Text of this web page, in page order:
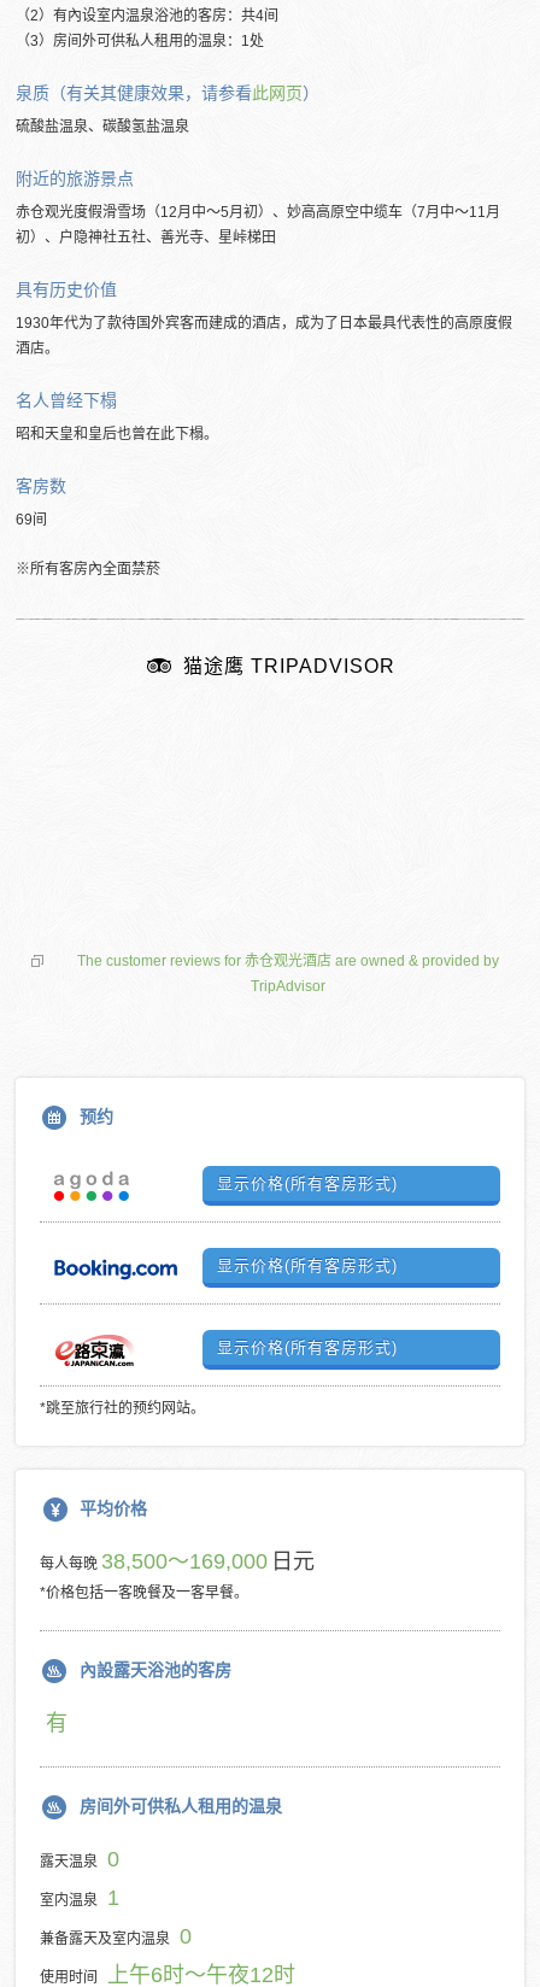
（2）有內设室内温泉浴池的客房：共4间
（3）房间外可供私人租用的温泉：1处
泉质（有关其健康效果，请参看此网页）
硫酸盐温泉、碳酸氢盐温泉
附近的旅游景点
赤仓观光度假滑雪场（12月中～5月初）、妙高高原空中缆车（7月中～11月
初）、户隐神社五社、善光寺、星峠梯田
具有历史价值
1930年代为了款待国外宾客而建成的酒店，成为了日本最具代表性的高原度假
酒店。
名人曾经下榻
昭和天皇和皇后也曾在此下榻。
客房数
69间
※所有客房內全面禁菸
猫途鹰 TRIPADVISOR
The customer reviews for 赤仓观光酒店 are owned & provided by
TripAdvisor
预约
显示价格(所有客房形式)
显示价格(所有客房形式)
显示价格(所有客房形式)
*跳至旅行社的预约网站。
平均价格
每人每晚 38,500～169,000 日元
*价格包括一客晚餐及一客早餐。
內設露天浴池的客房
有
房间外可供私人租用的温泉
露天温泉 0
室内温泉 1
兼备露天及室内温泉 0
使用时间 上午6时～午夜12时